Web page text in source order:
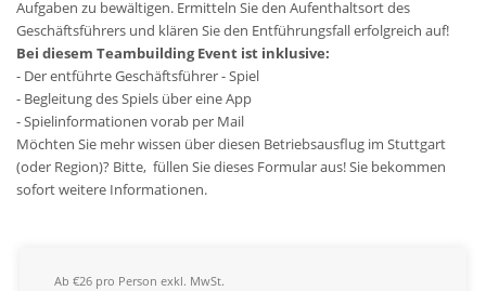
Aufgaben zu bewältigen. Ermitteln Sie den Aufenthaltsort des
Geschäftsführers und klären Sie den Entführungsfall erfolgreich auf!
Bei diesem Teambuilding Event ist inklusive:
- Der entführte Geschäftsführer - Spiel
- Begleitung des Spiels über eine App
- Spielinformationen vorab per Mail
Möchten Sie mehr wissen über diesen Betriebsausflug im Stuttgart
(oder Region)? Bitte, füllen Sie dieses Formular aus! Sie bekommen
sofort weitere Informationen.
Ab €26 pro Person exkl. MwSt.